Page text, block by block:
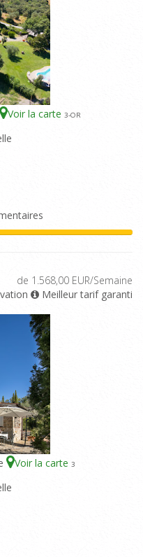
Voir la carte 3-OR
de 1.568,00 EUR/Semaine
Meilleur tarif garanti
Voir la carte 3